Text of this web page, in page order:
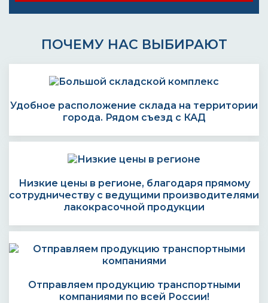
ПОЧЕМУ НАС ВЫБИРАЮТ
Удобное расположение склада на территории
города. Рядом съезд с КАД
Низкие цены в регионе, благодаря прямому
сотрудничеству с ведущими производителями
лакокрасочной продукции
Отправляем продукцию транспортными
компаниями по всей России!